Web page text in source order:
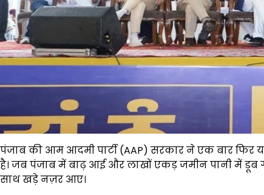
पंजाब की आम आदमी पार्टी (AAP) सरकार ने एक बार फिर
है। जब पंजाब में बाढ़ आई और लाखों एकड़ जमीन पानी में डूब
साथ खड़े नज़र आए।